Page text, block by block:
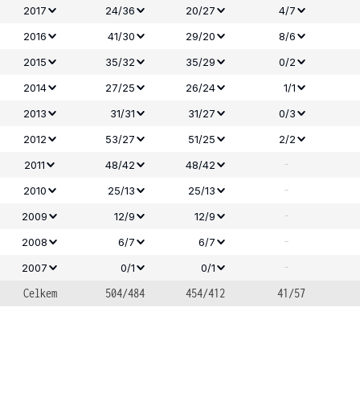
2017
24/36 20/27
4/7
2016
41/30 29/20
8/6
2015
35/32 35/29
0/2
2014
27/25 26/24
1/1
2013
31/31 31/27
0/3
2012
53/27 51/25
2/2
2011
48/42 48/42 -
2010 25/13 25/13 -
2009 12/9 12/9 -
2008 6/7 6/7 -
2007 0/1 0/1
-
Celkem
504/484 454/412 41/57